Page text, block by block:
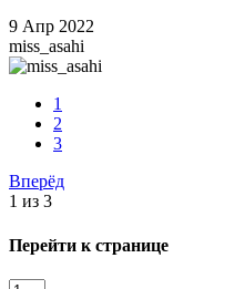
9 Апр 2022
miss_asahi
1
2
3
Вперёд
1 из 3
Перейти к странице